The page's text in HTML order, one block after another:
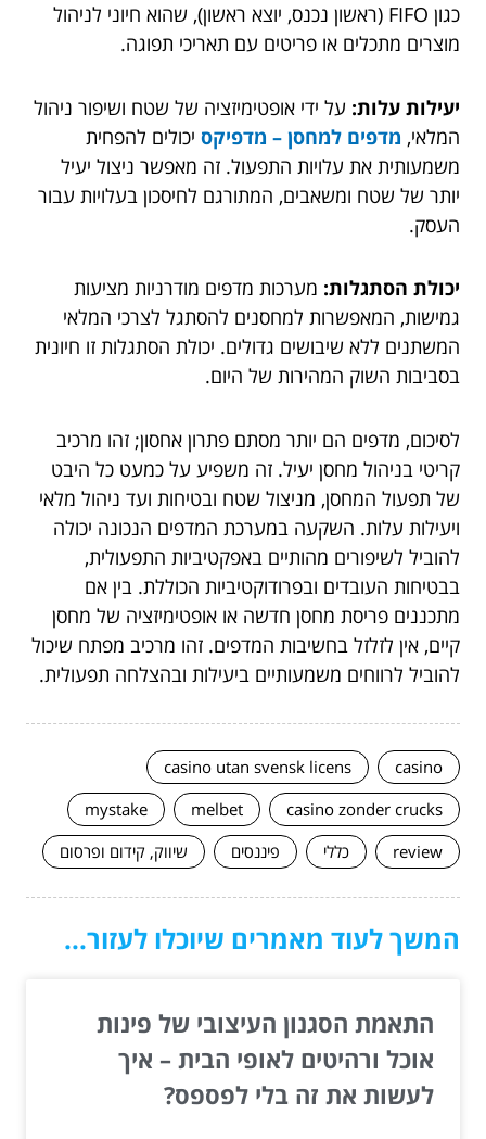
כגון FIFO (ראשון נכנס, יוצא ראשון), שהוא חיוני לניהול
מוצרים מתכלים או פריטים עם תאריכי תפוגה.
יעילות עלות: על ידי אופטימיזציה של שטח ושיפור ניהול
המלאי, מדפים למחסן – מדפיקס יכולים להפחית
משמעותית את עלויות התפעול. זה מאפשר ניצול יעיל
יותר של שטח ומשאבים, המתורגם לחיסכון בעלויות עבור
העסק.
יכולת הסתגלות: מערכות מדפים מודרניות מציעות
גמישות, המאפשרות למחסנים להסתגל לצרכי המלאי
המשתנים ללא שיבושים גדולים. יכולת הסתגלות זו חיונית
בסביבות השוק המהירות של היום.
לסיכום, מדפים הם יותר מסתם פתרון אחסון; זהו מרכיב
קריטי בניהול מחסן יעיל. זה משפיע על כמעט כל היבט
של תפעול המחסן, מניצול שטח ובטיחות ועד ניהול מלאי
ויעילות עלות. השקעה במערכת המדפים הנכונה יכולה
להוביל לשיפורים מהותיים באפקטיביות התפעולית,
בבטיחות העובדים ובפרודוקטיביות הכוללת. בין אם
מתכננים פריסת מחסן חדשה או אופטימיזציה של מחסן
קיים, אין לזלזל בחשיבות המדפים. זהו מרכיב מפתח שיכול
להוביל לרווחים משמעותיים ביעילות ובהצלחה תפעולית.
casino
casino utan svensk licens
casino zonder crucks
melbet
mystake
review
כללי פיננסים שיווק, קידום ופרסום
המשך לעוד מאמרים שיוכלו לעזור...
התאמת הסגנון העיצובי של פינות
אוכל ורהיטים לאופי הבית – איך
לעשות את זה בלי לפספס?